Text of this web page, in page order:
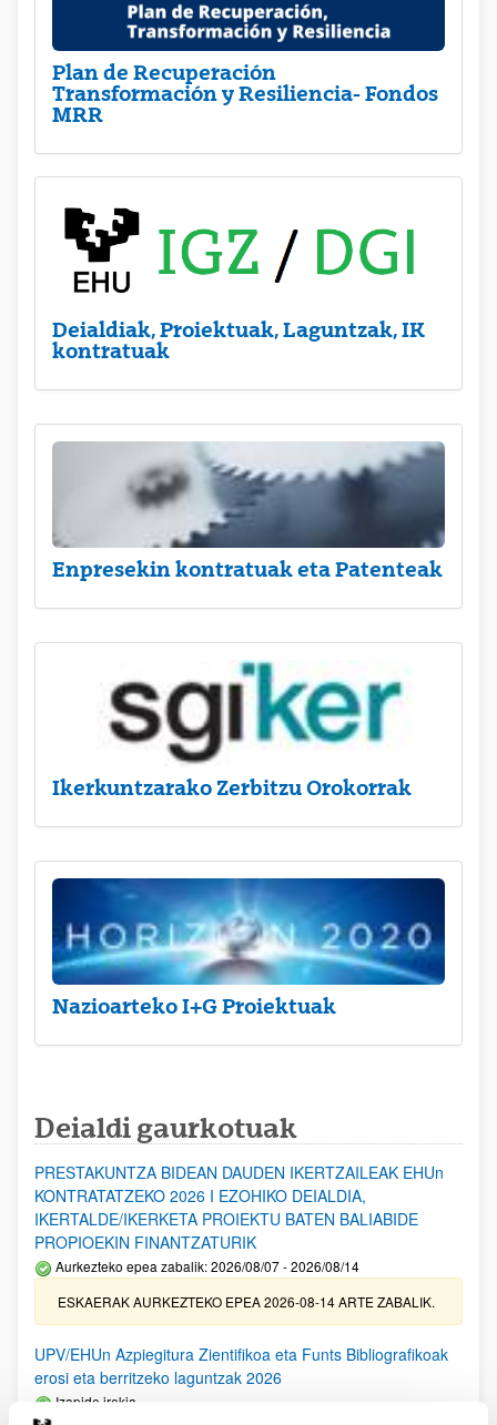
Plan de Recuperación
Transformación y Resiliencia- Fondos
MRR
Deialdiak, Proiektuak, Laguntzak, IK
kontratuak
Enpresekin kontratuak eta Patenteak
Ikerkuntzarako Zerbitzu Orokorrak
Nazioarteko I+G Proiektuak
Deialdi gaurkotuak
PRESTAKUNTZA BIDEAN DAUDEN IKERTZAILEAK EHUn
KONTRATATZEKO 2026 I EZOHIKO DEIALDIA,
IKERTALDE/IKERKETA PROIEKTU BATEN BALIABIDE
PROPIOEKIN FINANTZATURIK
Aurkezteko epea zabalik: 2026/08/07 - 2026/08/14
ESKAERAK AURKEZTEKO EPEA 2026-08-14 ARTE ZABALIK.
UPV/EHUn Azpiegitura Zientifikoa eta Funts Bibliografikoak
erosi eta berritzeko laguntzak 2026
Izapide irekia